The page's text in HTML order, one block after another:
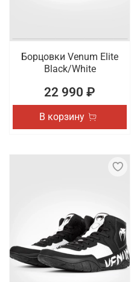
Борцовки Venum Elite
Black/White
22 990 ₽
В корзину